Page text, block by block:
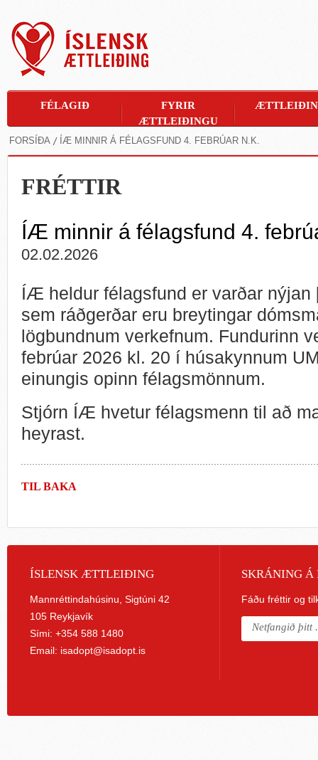
FORSÍÐA ÍÆ MINNIR Á FÉLAGSFUND 4. FEBRÚAR N.K.
FRÉTTIR
ÍÆ minnir á félagsfund 4.
02.02.2026
ÍÆ heldur félagsfund er varðar nýjan
sem ráðgerðar eru breytingar
lögbundnum verkefnum. Fundurinn
febrúar 2026 kl. 20 í húsakynnum
einungis opinn félagsmönnum.
Stjórn ÍÆ hvetur félagsmenn til að
heyrast.
TIL BAKA
FÉLAGIÐ
FYRIR
ÆTTLEIÐINGU
ÍSLENSK ÆTTLEIÐING
Mannréttindahúsinu, Sigtúni 42
105 Reykjavík
Sími: +354 588 1480
Email: isadopt@isadopt.is
SKRÁNING Á
Fáðu fréttir og